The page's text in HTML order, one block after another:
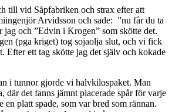
till vid Såpfabriken och strax efter att
Arvidsson och sade: ”nu får du ta
jag och ”Edvin i Krogen” som skötte det.
(pga kriget) tog sojaolja slut, och vi fick
Efter ett tag skötte jag det själv och kokade
i tunnor gjorde vi halvkilospaket. Man
där det fanns jämnt placerade spår för varje
platt spade, som var bred som rännan.